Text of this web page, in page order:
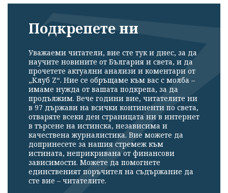
Подкрепете ни
Уважаеми читатели, вие сте тук и днес, за да
научите новините от България и света, и да
прочетете актуални анализи и коментари от
„Клуб Z“. Ние се обръщаме към вас с молба –
имаме нужда от вашата подкрепа, за да
продължим. Вече години вие, читателите ни
в 97 държави на всички континенти по света,
отваряте всеки ден страницата ни в интернет
в търсене на истинска, независима и
качествена журналистика. Вие можете да
допринесете за нашия стремеж към
истината, неприкривана от финансови
зависимости. Можете да помогнете
единственият поръчител на съдържание да
сте вие – читателите.